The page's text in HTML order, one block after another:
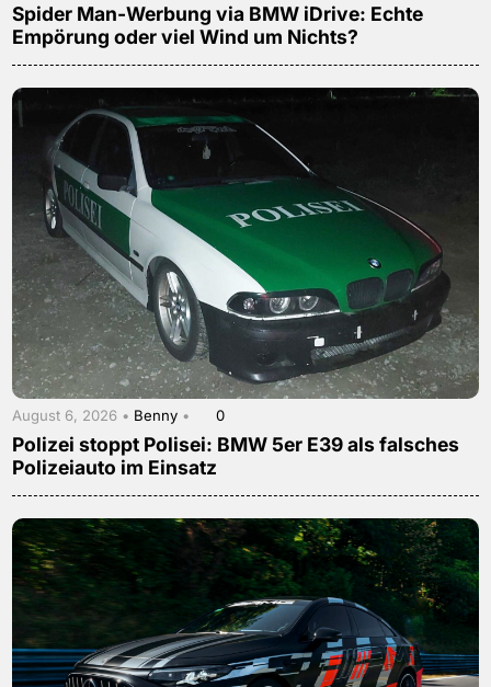
Spider Man-Werbung via BMW iDrive: Echte
Empörung oder viel Wind um Nichts?
August 6, 2026 • Benny • 0
Polizei stoppt Polisei: BMW 5er E39 als falsches
Polizeiauto im Einsatz